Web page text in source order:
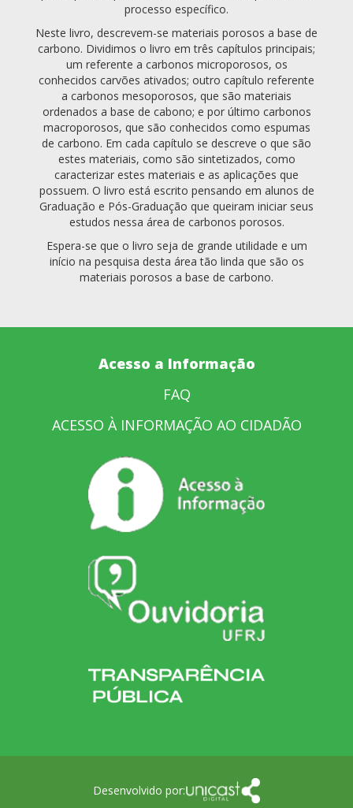
processo específico.
Neste livro, descrevem-se materiais porosos a base de
carbono. Dividimos o livro em três capítulos principais;
um referente a carbonos microporosos, os
conhecidos carvões ativados; outro capítulo referente
a carbonos mesoporosos, que são materiais
ordenados a base de cabono; e por último carbonos
macroporosos, que são conhecidos como espumas
de carbono. Em cada capítulo se descreve o que são
estes materiais, como são sintetizados, como
caracterizar estes materiais e as aplicações que
possuem. O livro está escrito pensando em alunos de
Graduação e Pós-Graduação que queiram iniciar seus
estudos nessa área de carbonos porosos.
Espera-se que o livro seja de grande utilidade e um
início na pesquisa desta área tão linda que são os
materiais porosos a base de carbono.
Acesso a Informação
FAQ
ACESSO À INFORMAÇÃO AO CIDADÃO
Desenvolvido por: